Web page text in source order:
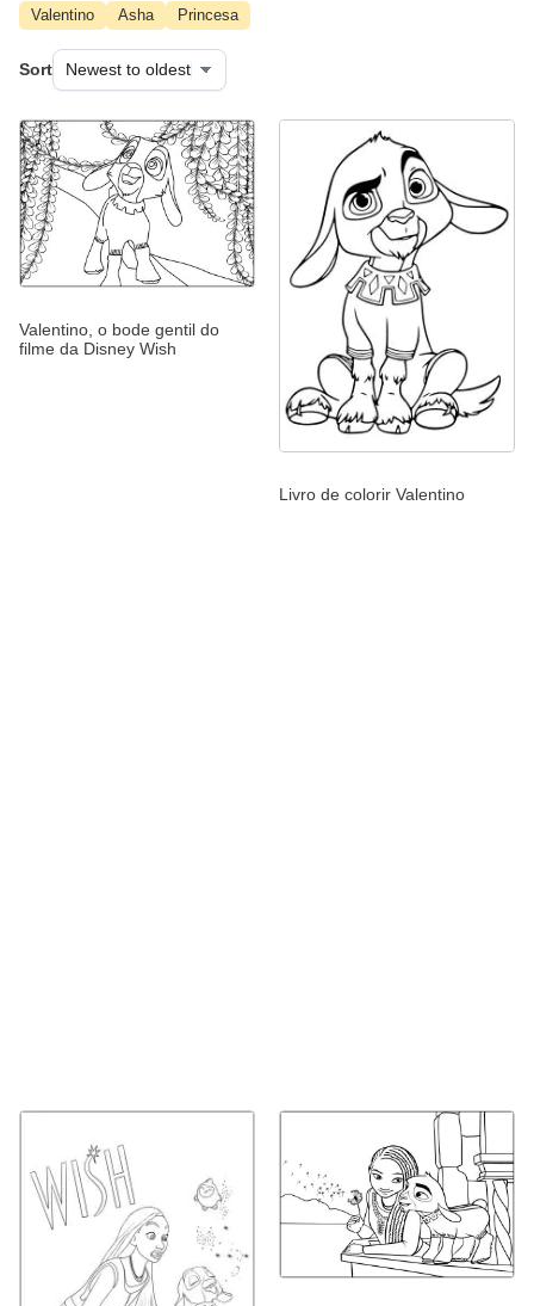
Valentino Asha Princesa
Sort
Valentino, o bode gentil do
filme da Disney Wish
Livro de colorir Valentino